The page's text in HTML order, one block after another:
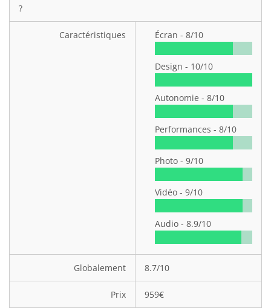
?
Caractéristiques Écran - 8/10
Design - 10/10
Autonomie - 8/10
Performances - 8/10
Photo - 9/10
Vidéo - 9/10
Audio - 8.9/10
Globalement 8.7/10
Prix 959€